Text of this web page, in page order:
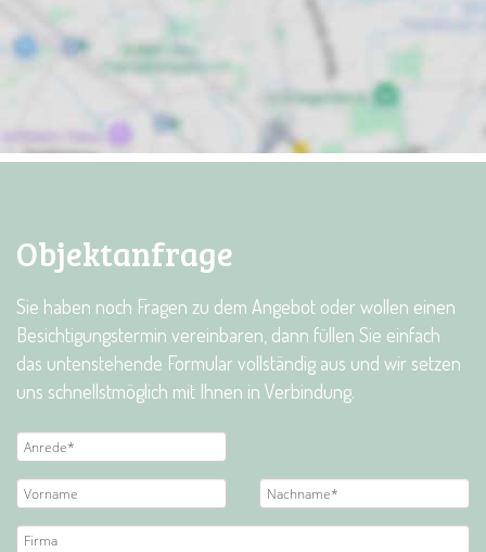
Objektanfrage
Sie haben noch Fragen zu dem Angebot oder wollen einen
Besichtigungstermin vereinbaren, dann füllen Sie einfach
das untenstehende Formular vollständig aus und wir setzen
uns schnellstmöglich mit Ihnen in Verbindung.